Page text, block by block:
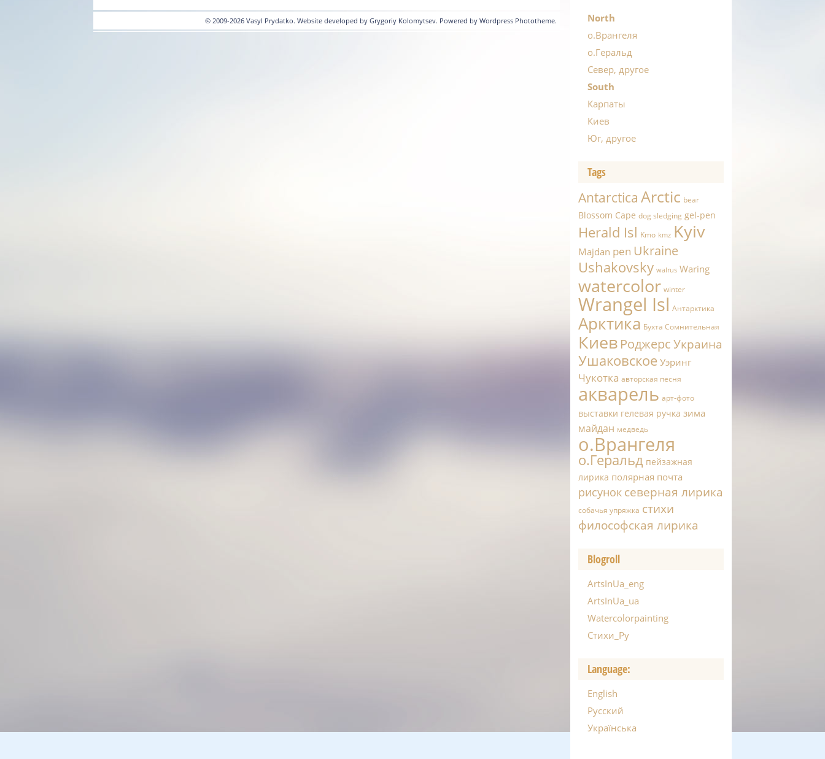
© 2009-2026 Vasyl Prydatko. Website developed by Grygoriy Kolomytsev. Powered by Wordpress Phototheme.
North
о.Врангеля
о.Геральд
Север, другое
South
Карпаты
Киев
Юг, другое
Tags
Antarctica Arctic bear
Blossom Cape dog sledging gel-pen
Herald Isl Kmo kmz Kyiv
Majdan pen Ukraine
Ushakovsky walrus Waring
watercolor winter
Wrangel Isl Антарктика
Арктика Бухта Сомнительная
Киев РоджерсУкраина
Ушаковское Уэринг
Чукотка авторская песня
акварель арт-фото
выставки гелевая ручка зима
майдан медведь
о.Врангеля
о.Геральд пейзажная
лирика полярная почта
рисунок северная лирика
собачья упряжка стихи
философская лирика
Blogroll
ArtsInUa_eng
ArtsInUa_ua
Watercolorpainting
Стихи_Ру
Language:
English
Русский
Українська